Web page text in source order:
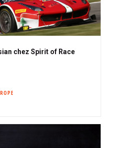
chez Spirit of Race